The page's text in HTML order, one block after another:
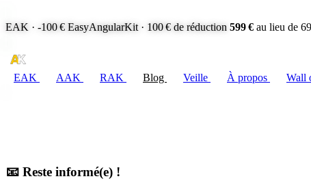
EAK · -100 € EasyAngularKit · 100 € de réduction 599 € au lieu de
EAK AAK RAK Blog Veille À propos Wall
📧 Reste informé(e) !